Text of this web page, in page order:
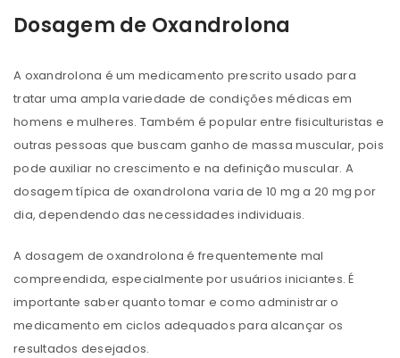
Dosagem de Oxandrolona
A oxandrolona é um medicamento prescrito usado para
tratar uma ampla variedade de condições médicas em
homens e mulheres. Também é popular entre fisiculturistas e
outras pessoas que buscam ganho de massa muscular, pois
pode auxiliar no crescimento e na definição muscular. A
dosagem típica de oxandrolona varia de 10 mg a 20 mg por
dia, dependendo das necessidades individuais.
A dosagem de oxandrolona é frequentemente mal
compreendida, especialmente por usuários iniciantes. É
importante saber quanto tomar e como administrar o
medicamento em ciclos adequados para alcançar os
resultados desejados.